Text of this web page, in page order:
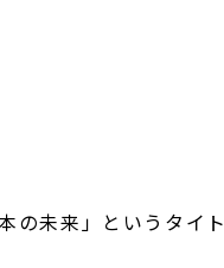
未来」というタイト